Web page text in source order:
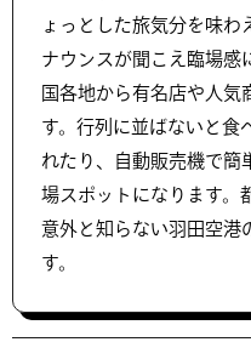
ょっとした旅気分を味わ
ナウンスが聞こえ臨場感
国各地から有名店や人気
す。行列に並ばないと食
れたり、自動販売機で簡
場スポットになります。
意外と知らない羽田空港
す。